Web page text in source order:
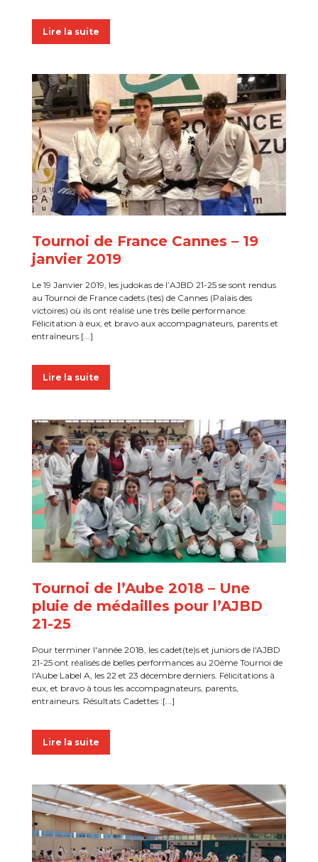
Lire la suite
Tournoi de France Cannes – 19
janvier 2019
Le 19 Janvier 2019, les judokas de l’AJBD 21-25 se sont rendus
au Tournoi de France cadets (tes) de Cannes (Palais des
victoires) où ils ont réalisé une très belle performance.
Félicitation à eux, et bravo aux accompagnateurs, parents et
entraîneurs.[...]
Lire la suite
Tournoi de l’Aube 2018 – Une
pluie de médailles pour l’AJBD
21-25
Pour terminer l'année 2018, les cadet(te)s et juniors de l'AJBD
21-25 ont réalisés de belles performances au 20ème Tournoi de
l'Aube Label A, les 22 et 23 décembre derniers. Félicitations à
eux, et bravo à tous les accompagnateurs, parents,
entraineurs. Résultats Cadettes :[...]
Lire la suite